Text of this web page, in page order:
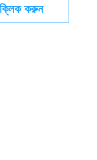
ক্লিক করুন